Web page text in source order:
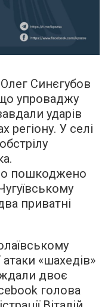
Синєгубов
упроваджу
ударів
регіону. У селі
пошкоджено
приватні
«шахедів»
двоє
голова